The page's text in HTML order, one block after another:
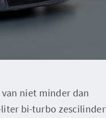
niet minder dan
liter bi-turbo zescilinder